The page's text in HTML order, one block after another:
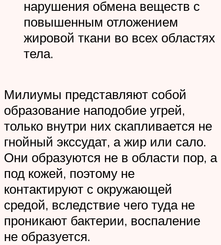
нарушения обмена веществ с
повышенным отложением
жировой ткани во всех областях
тела.
Милиумы представляют собой
образование наподобие угрей,
только внутри них скапливается не
гнойный экссудат, а жир или сало.
Они образуются не в области пор, а
под кожей, поэтому не
контактируют с окружающей
средой, вследствие чего туда не
проникают бактерии, воспаление
не образуется.